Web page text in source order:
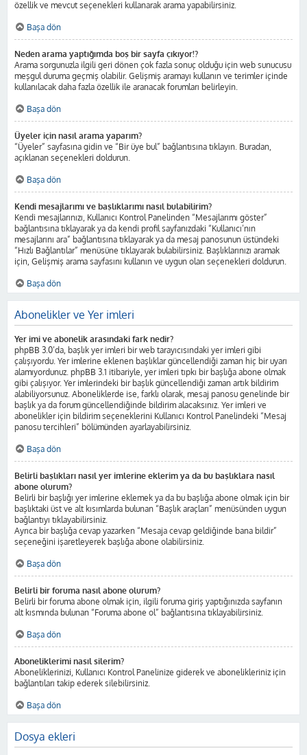
özellik ve mevcut seçenekleri kullanarak arama yapabilirsiniz.
Başa dön
Neden arama yaptığımda boş bir sayfa çıkıyor!?
Arama sorgunuzla ilgili geri dönen çok fazla sonuç olduğu için web sunucusu
meşgul duruma geçmiş olabilir. Gelişmiş aramayı kullanın ve terimler içinde
kullanılacak daha fazla özellik ile aranacak forumları belirleyin.
Başa dön
Üyeler için nasıl arama yaparım?
“Üyeler” sayfasına gidin ve “Bir üye bul” bağlantısına tıklayın. Buradan,
açıklanan seçenekleri doldurun.
Başa dön
Kendi mesajlarımı ve başlıklarımı nasıl bulabilirim?
Kendi mesajlarınızı, Kullanıcı Kontrol Panelinden “Mesajlarımı göster”
bağlantısına tıklayarak ya da kendi profil sayfanızdaki “Kullanıcı’nın
mesajlarını ara” bağlantısına tıklayarak ya da mesaj panosunun üstündeki
“Hızlı Bağlantılar” menüsüne tıklayarak bulabilirsiniz. Başlıklarınızı aramak
için, Gelişmiş arama sayfasını kullanın ve uygun olan seçenekleri doldurun.
Başa dön
Abonelikler ve Yer imleri
Yer imi ve abonelik arasındaki fark nedir?
phpBB 3.0’da, başlık yer imleri bir web tarayıcısındaki yer imleri gibi
çalışıyordu. Yer imlerine eklenen başlıklar güncellendiği zaman hiç bir uyarı
alamıyordunuz. phpBB 3.1 itibariyle, yer imleri tıpkı bir başlığa abone olmak
gibi çalışıyor. Yer imlerindeki bir başlık güncellendiği zaman artık bildirim
alabiliyorsunuz. Aboneliklerde ise, farklı olarak, mesaj panosu genelinde bir
başlık ya da forum güncellendiğinde bildirim alacaksınız. Yer imleri ve
abonelikler için bildirim seçeneklerini Kullanıcı Kontrol Panelindeki “Mesaj
panosu tercihleri” bölümünden ayarlayabilirsiniz.
Başa dön
Belirli başlıkları nasıl yer imlerine eklerim ya da bu başlıklara nasıl
abone olurum?
Belirli bir başlığı yer imlerine eklemek ya da bu başlığa abone olmak için bir
başlıktaki üst ve alt kısımlarda bulunan “Başlık araçları” menüsünden uygun
bağlantıyı tıklayabilirsiniz.
Ayrıca bir başlığa cevap yazarken “Mesaja cevap geldiğinde bana bildir”
seçeneğini işaretleyerek başlığa abone olabilirsiniz.
Başa dön
Belirli bir foruma nasıl abone olurum?
Belirli bir foruma abone olmak için, ilgili foruma giriş yaptığınızda sayfanın
alt kısmında bulunan “Foruma abone ol” bağlantısına tıklayabilirsiniz.
Başa dön
Aboneliklerimi nasıl silerim?
Aboneliklerinizi, Kullanıcı Kontrol Panelinize giderek ve abonelikleriniz için
bağlantıları takip ederek silebilirsiniz.
Başa dön
Dosya ekleri